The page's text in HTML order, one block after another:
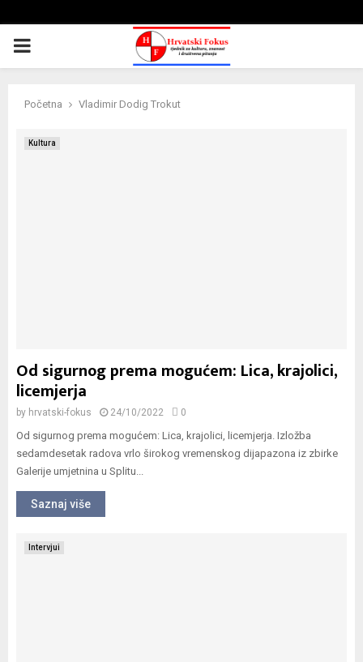
PRIMARY
Početna Vladimir Dodig Trokut
Kultura
Od sigurnog prema mogućem: Lica, krajolici,
licemjerja
by hrvatski-fokus 24/10/2022 0
Od sigurnog prema mogućem: Lica, krajolici, licemjerja. Izložba
sedamdesetak radova vrlo širokog vremenskog dijapazona iz zbirke
Galerije umjetnina u Splitu...
Saznaj više
Intervjui